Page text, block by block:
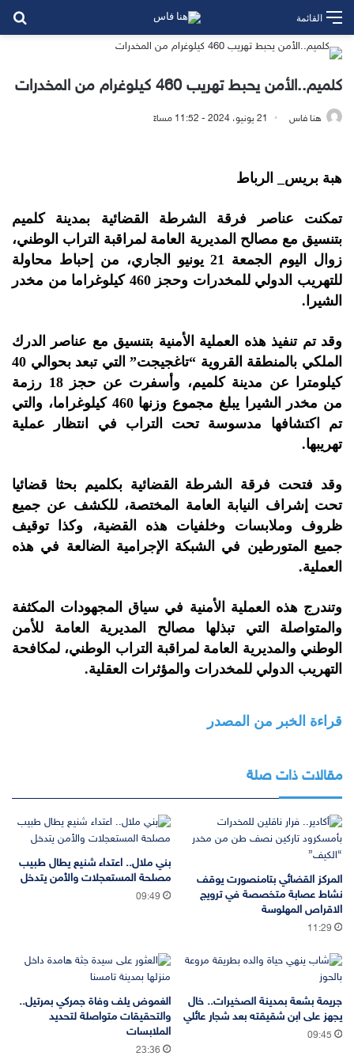
القائمة
كلميم..الأمن يحبط تهريب 460 كيلوغرام من المخدرات
هنا فاس 21 يونيو، 2024 - 11:52 مساءً
هبة بريس_ الرباط
تمكنت عناصر فرقة الشرطة القضائية بمدينة كلميم
بتنسيق مع مصالح المديرية العامة لمراقبة التراب الوطني،
زوال اليوم الجمعة 21 يونيو الجاري، من إحباط محاولة
للتهريب الدولي للمخدرات وحجز 460 كيلوغراما من مخدر
الشيرا.
وقد تم تنفيذ هذه العملية الأمنية بتنسيق مع عناصر الدرك
الملكي بالمنطقة القروية “تاغجيجت” التي تبعد بحوالي 40
كيلومترا عن مدينة كلميم، وأسفرت عن حجز 18 رزمة
من مخدر الشيرا يبلغ مجموع وزنها 460 كيلوغراما، والتي
تم اكتشافها مدسوسة تحت التراب في انتظار عملية
تهريبها.
وقد فتحت فرقة الشرطة القضائية بكلميم بحثا قضائيا
تحت إشراف النيابة العامة المختصة، للكشف عن جميع
ظروف وملابسات وخلفيات هذه القضية، وكذا توقيف
جميع المتورطين في الشبكة الإجرامية الضالعة في هذه
العملية.
وتندرج هذه العملية الأمنية في سياق المجهودات المكثفة
والمتواصلة التي تبذلها مصالح المديرية العامة للأمن
الوطني والمديرية العامة لمراقبة التراب الوطني، لمكافحة
التهريب الدولي للمخدرات والمؤثرات العقلية.
قراءة الخبر من المصدر
مقالات ذات صلة
المركز القضائي بتامنصورت يوقف
نشاط عصابة متخصصة في ترويج
الاقراص المهلوسة
11:29
بني ملال.. اعتداء شنيع يطال طبيب
مصلحة المستعجلات والأمن يتدخل
09:49
جريمة بشعة بمدينة الصخيرات.. خال
يجهز على ابن شقيقته بعد شجار عائلي
09:45
الغموض يلف وفاة جمركي بمرتيل..
والتحقيقات متواصلة لتحديد
الملابسات
23:36